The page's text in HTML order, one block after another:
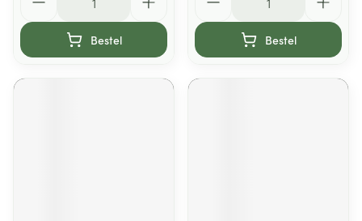
Bestel Bestel